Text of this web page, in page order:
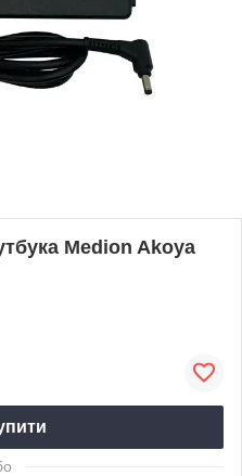
Medion Akoya